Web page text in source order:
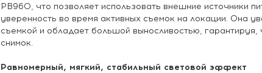
PB960, что позволяет использовать внешние источники
уверенность во время активных съемок на локации. Она
съемкой и обладает большой выносливостью,
снимок.
Равномерный, мягкий, стабильный световой эффект